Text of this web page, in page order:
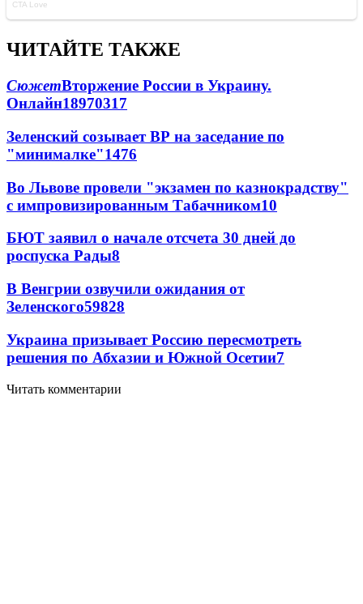
ЧИТАЙТЕ ТАКЖЕ
СюжетВторжение России в Украину.
Онлайн18970317
Зеленский созывает ВР на заседание по
"минималке"1476
Во Львове провели "экзамен по казнокрадству"
с импровизированным Табачником10
БЮТ заявил о начале отсчета 30 дней до
роспуска Рады8
В Венгрии озвучили ожидания от
Зеленского59828
Украина призывает Россию пересмотреть
решения по Абхазии и Южной Осетии7
Читать комментарии